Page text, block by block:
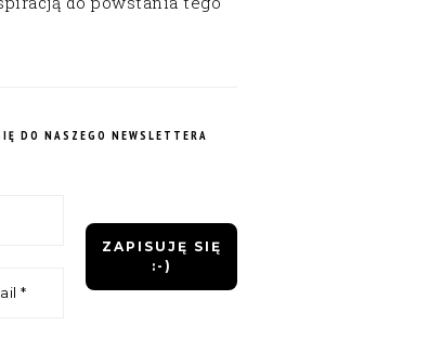
DO NASZEGO NEWSLETTERA